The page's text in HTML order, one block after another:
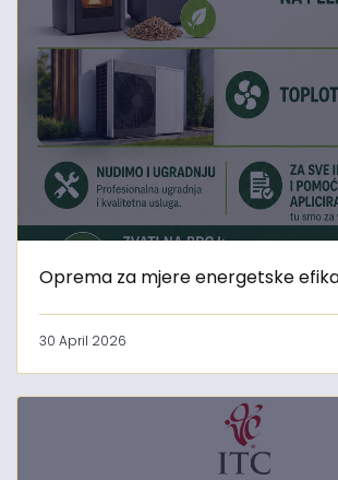
Oprema za mjere energetske
30 April 2026